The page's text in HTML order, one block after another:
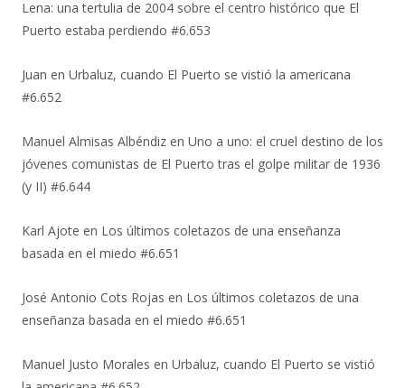
Lena: una tertulia de 2004 sobre el centro histórico que El
Puerto estaba perdiendo #6.653
Juan en Urbaluz, cuando El Puerto se vistió la americana
#6.652
Manuel Almisas Albéndiz en Uno a uno: el cruel destino de los
jóvenes comunistas de El Puerto tras el golpe militar de 1936
(y II) #6.644
Karl Ajote en Los últimos coletazos de una enseñanza
basada en el miedo #6.651
José Antonio Cots Rojas en Los últimos coletazos de una
enseñanza basada en el miedo #6.651
Manuel Justo Morales en Urbaluz, cuando El Puerto se vistió